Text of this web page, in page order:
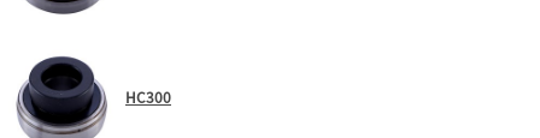
HC300